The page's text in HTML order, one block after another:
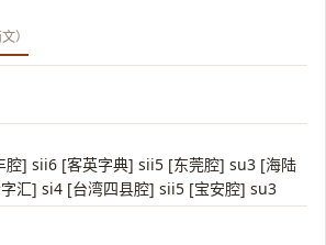
）
腔] sii6 [客英字典] sii5 [东莞腔] su3 [海陆
汇] si4 [台湾四县腔] sii5 [宝安腔] su3